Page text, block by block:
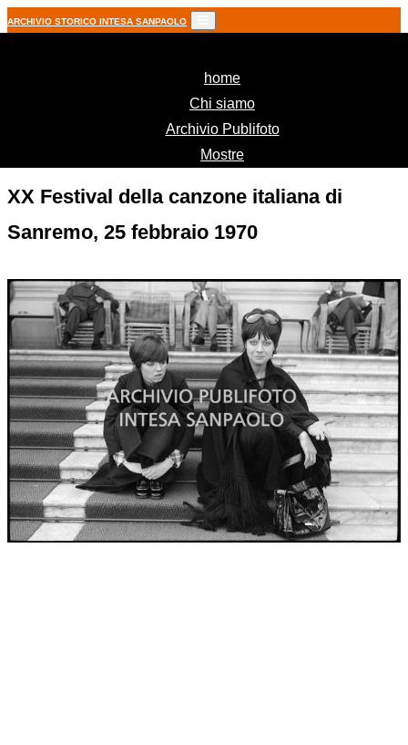
ARCHIVIO STORICO INTESA SANPAOLO
home(current)
Chi siamo
Archivio Publifoto
Mostre
XX Festival della canzone italiana di
Sanremo, 25 febbraio 1970